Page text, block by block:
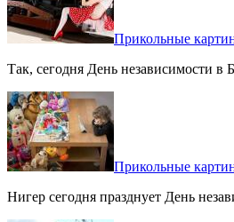
Прикольные
Так, сегодня День независимости
Прикольные
Нигер сегодня празднует День